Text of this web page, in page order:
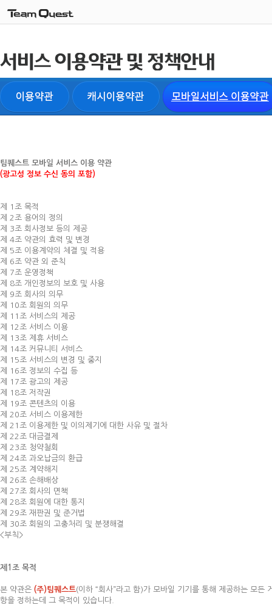
팀퀘스트 모바일 서비스 이용 약관
(광고성 정보 수신 동의 포함)
제 1조 목적
제 2조 용어의 정의
제 3조 회사정보 등의 제공
제 4조 약관의 효력 및 변경
제 5조 이용계약의 체결 및 적용
제 6조 약관 외 준칙
제 7조 운영정책
제 8조 개인정보의 보호 및 사용
제 9조 회사의 의무
제 10조 회원의 의무
제 11조 서비스의 제공
제 12조 서비스 이용
제 13조 제휴 서비스
제 14조 커뮤니티 서비스
제 15조 서비스의 변경 및 중지
제 16조 정보의 수집 등
제 17조 광고의 제공
제 18조 저작권
제 19조 콘텐츠의 이용
제 20조 서비스 이용제한
제 21조 이용제한 및 이의제기에 대한 사유 및 절차
제 22조 대금결제
제 23조 청약철회
제 24조 과오납금의 환급
제 25조 계약해지
제 26조 손해배상
제 27조 회사의 면책
제 28조 회원에 대한 통지
제 29조 재판권 및 준거법
제 30조 회원의 고충처리 및 분쟁해결
<부칙>
제1조 목적
본 약관은 (주)팀퀘스트(이하 “회사”라고 함)가 모바일 기기를 통해 제공하는 모
항을 정하는데 그 목적이 있습니다.